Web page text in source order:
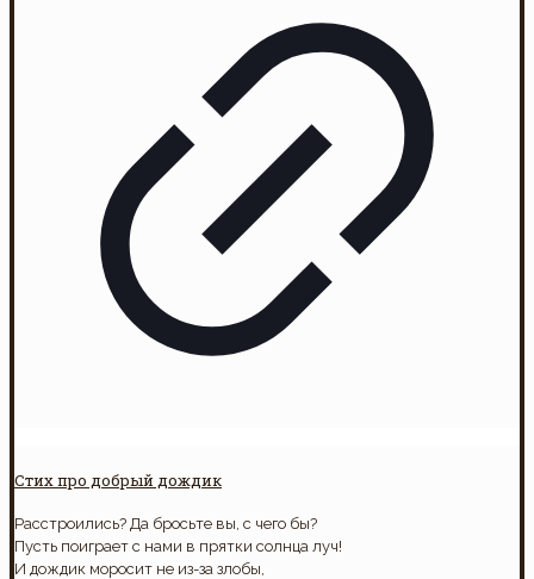
Стих про добрый дождик
Расстроились? Да бросьте вы, с чего бы?
Пусть поиграет с нами в прятки солнца луч!
И дождик моросит не из-за злобы,